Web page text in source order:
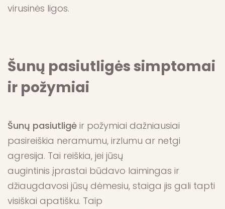
virusinės ligos.
Šunų pasiutligės simptomai
ir požymiai
Šunų pasiutligė ir požymiai dažniausiai
pasireiškia neramumu, irzlumu ar netgi
agresija. Tai reiškia, jei jūsų
augintinis įprastai būdavo laimingas ir
džiaugdavosi jūsų dėmesiu, staiga jis gali tapti
visiškai apatišku. Taip